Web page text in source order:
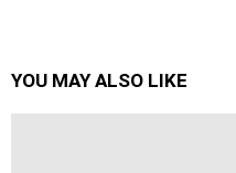
YOU MAY ALSO LIKE